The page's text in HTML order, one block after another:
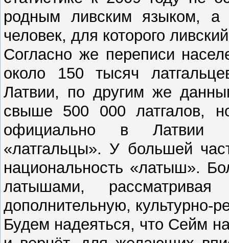
родным ливским языком, а
человек, для которого
Согласно же переписи
около 150 тысяч
Латвии, по другим же
свыше 500 000 латгалов,
официально в Латвии
«латгальцы». У большей
национальность «латыш».
латышами, рассматривая
дополнительную, культурно-
Будем надеяться, что Сейм